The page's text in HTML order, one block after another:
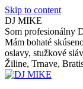
Skip to content
DJ MIKE
Som profesionálny
Mám bohaté
oslavy, stužkové
Žiline, Trnave,